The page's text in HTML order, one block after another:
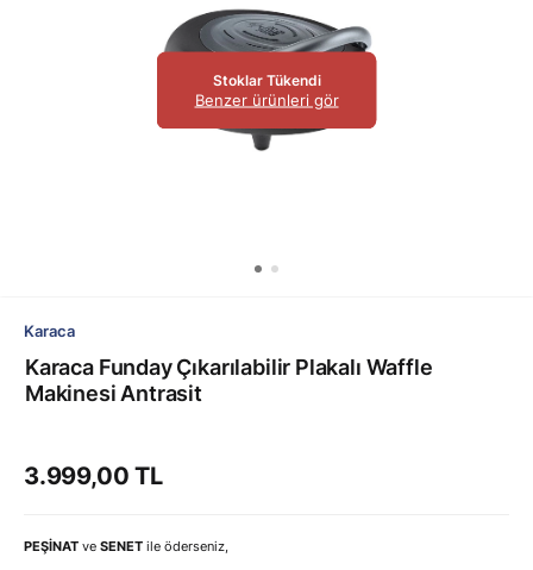
Stoklar Tükendi
Benzer ürünleri gör
Karaca
Karaca Funday Çıkarılabilir Plakalı Waffle
Makinesi Antrasit
3.999,00 TL
PEŞİNAT ve SENET ile öderseniz,